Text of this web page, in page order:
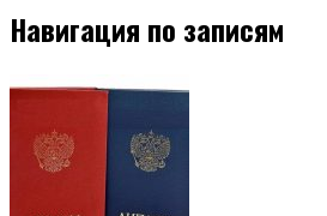
Навигация по записям